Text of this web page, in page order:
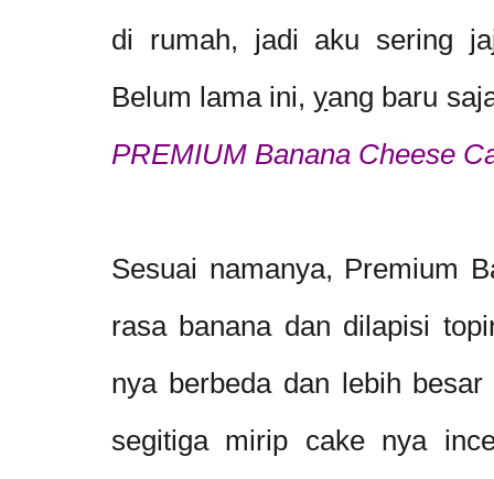
di rumah, jadi aku sering
Belum lama ini,yang baru
PREMIUM Banana Cheese
Sesuai namanya, Premium
rasa banana dan dilapisi
nya berbeda dan lebih
segitiga mirip cake nya